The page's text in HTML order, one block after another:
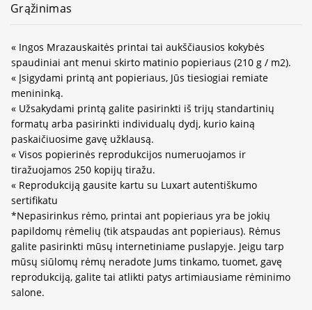
Grąžinimas
« Ingos Mrazauskaitės printai tai aukščiausios kokybės
spaudiniai ant menui skirto matinio popieriaus (210 g / m2).
« Įsigydami printą ant popieriaus, Jūs tiesiogiai remiate
menininką.
« Užsakydami printą galite pasirinkti iš trijų standartinių
formatų arba pasirinkti individualų dydį, kurio kainą
paskaičiuosime gavę užklausą.
« Visos popierinės reprodukcijos numeruojamos ir
tiražuojamos 250 kopijų tiražu.
« Reprodukciją gausite kartu su Luxart autentiškumo
sertifikatu
*Nepasirinkus rėmo, printai ant popieriaus yra be jokių
papildomų rėmelių (tik atspaudas ant popieriaus). Rėmus
galite pasirinkti mūsų internetiniame puslapyje. Jeigu tarp
mūsų siūlomų rėmų neradote Jums tinkamo, tuomet, gavę
reprodukciją, galite tai atlikti patys artimiausiame rėminimo
salone.